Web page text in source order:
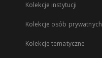
Kolekcje instytucji
Kolekcje osób prywatnych
Kolekcje tematyczne